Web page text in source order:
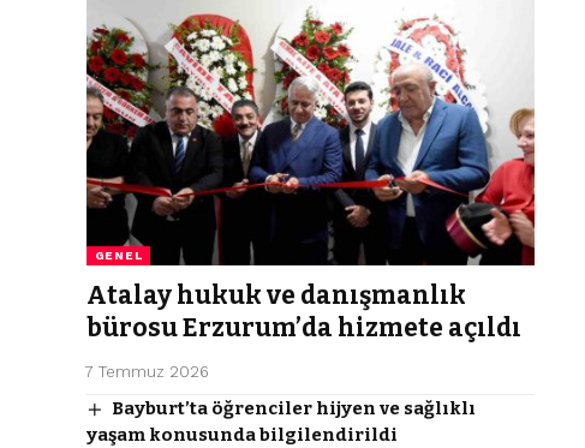
GENEL
Atalay hukuk ve danışmanlık
bürosu Erzurum’da hizmete açıldı
7 Temmuz 2026
Bayburt’ta öğrenciler hijyen ve sağlıklı
yaşam konusunda bilgilendirildi